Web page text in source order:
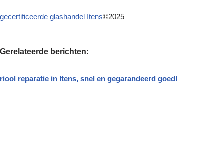
gecertificeerde glashandel Itens©2025
Gerelateerde berichten:
riool reparatie in Itens, snel en gegarandeerd goed!